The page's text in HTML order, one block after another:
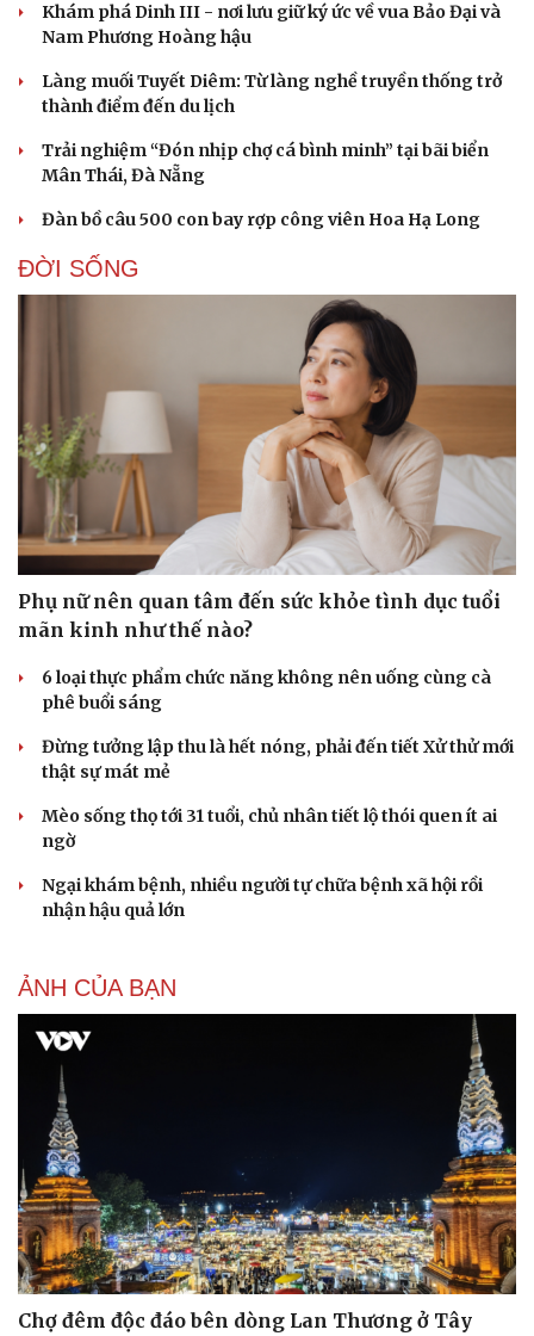
Doanh nghiệp
Doanh nghiệp 24h
Doanh nhân
Công nghệ
Trải nghiệm
Chuyển đổi số
Dinh dưỡng - món ngon
Cây thuốc
Nhi khoa
Nam khoa
Làm đẹp - giảm cân
Phòng mạch online
Ăn sạch sống khỏe
Khám phá Dinh III - nơi lưu giữ ký ức về vua Bảo Đại và
Nam Phương Hoàng hậu
Làng muối Tuyết Diêm: Từ làng nghề truyền thống trở
thành điểm đến du lịch
Trải nghiệm “Đón nhịp chợ cá bình minh” tại bãi biển
Mân Thái, Đà Nẵng
Đàn bồ câu 500 con bay rợp công viên Hoa Hạ Long
ĐỜI SỐNG
Phụ nữ nên quan tâm đến sức khỏe tình dục tuổi
mãn kinh như thế nào?
6 loại thực phẩm chức năng không nên uống cùng cà
phê buổi sáng
Đừng tưởng lập thu là hết nóng, phải đến tiết Xử thử mới
thật sự mát mẻ
Mèo sống thọ tới 31 tuổi, chủ nhân tiết lộ thói quen ít ai
ngờ
Ngại khám bệnh, nhiều người tự chữa bệnh xã hội rồi
nhận hậu quả lớn
ẢNH CỦA BẠN
Chợ đêm độc đáo bên dòng Lan Thương ở Tây